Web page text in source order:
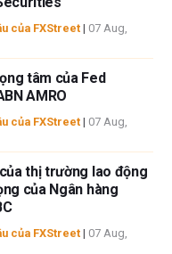
của FXStreet | 07 Aug,
tâm của Fed
AMRO
của FXStreet | 07 Aug,
thị trường lao động
của Ngân hàng
của FXStreet | 07 Aug,